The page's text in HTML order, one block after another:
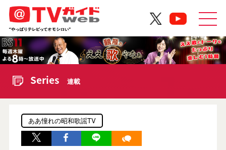
Series 連載
ああ憧れの昭和歌謡TV